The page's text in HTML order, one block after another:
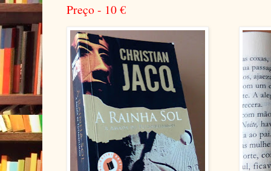
Preço - 10€